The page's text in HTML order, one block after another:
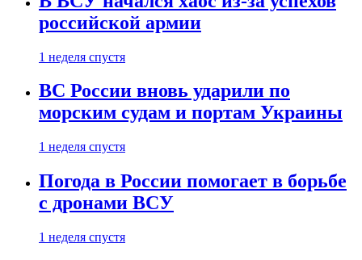
российской армии
1 неделя спустя
ВС России вновь ударили по
морским судам и портам Украины
1 неделя спустя
Погода в России помогает в борьбе
с дронами ВСУ
1 неделя спустя